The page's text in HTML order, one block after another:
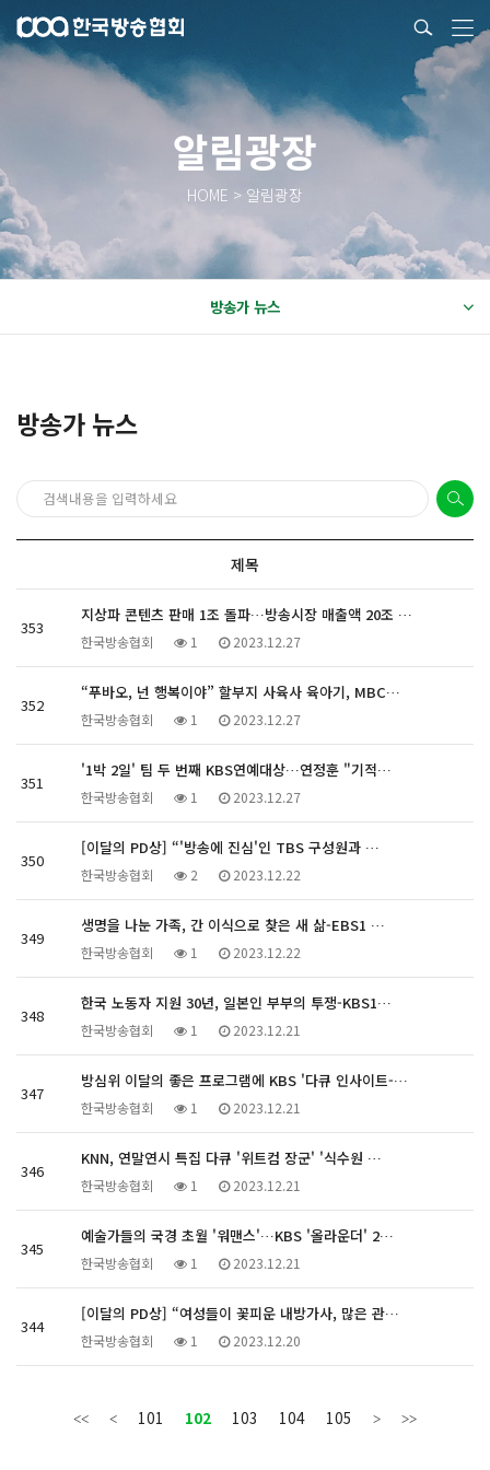
알림광장
HOME > 알림광장
방송가 뉴스
방송가 뉴스
제목
353
지상파 콘텐츠 판매 1조 돌파…방송시장 매출액 20조 …
한국방송협회 1 2023.12.27
352
“푸바오, 넌 행복이야” 할부지 사육사 육아기, MBC…
한국방송협회 1 2023.12.27
351
'1박 2일' 팀 두 번째 KBS연예대상…연정훈 "기적…
한국방송협회 1 2023.12.27
350
[이달의 PD상] “'방송에 진심'인 TBS 구성원과 …
한국방송협회 2 2023.12.22
349
생명을 나눈 가족, 간 이식으로 찾은 새 삶-EBS1 …
한국방송협회 1 2023.12.22
348
한국 노동자 지원 30년, 일본인 부부의 투쟁-KBS1…
한국방송협회 1 2023.12.21
347
방심위 이달의 좋은 프로그램에 KBS '다큐 인사이트-…
한국방송협회 1 2023.12.21
346
KNN, 연말연시 특집 다큐 '위트컴 장군' '식수원 …
한국방송협회 1 2023.12.21
345
예술가들의 국경 초월 '워맨스'…KBS '올라운더' 2…
한국방송협회 1 2023.12.21
344
[이달의 PD상] “여성들이 꽃피운 내방가사, 많은 관…
한국방송협회 1 2023.12.20
101 102 103 104 105